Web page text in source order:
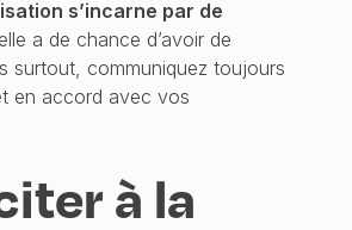
s’incarne par de
elle a de chance d’avoir de
surtout, communiquez toujours
en accord avec vos
à la